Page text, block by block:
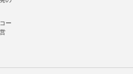
ー